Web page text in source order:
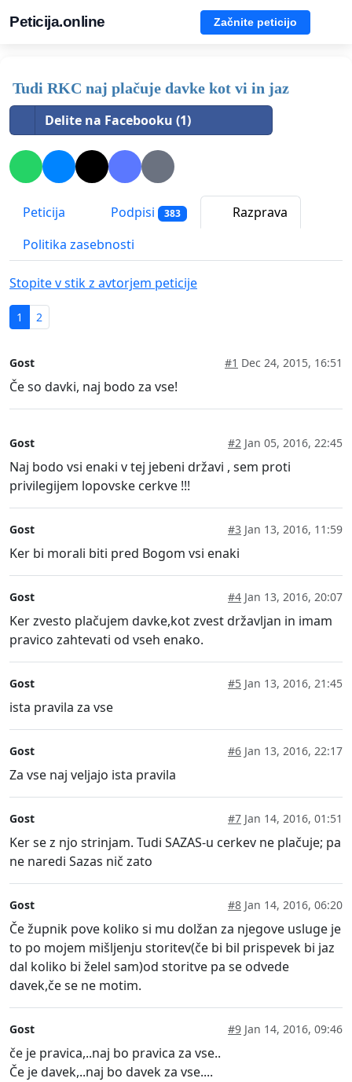
Peticija.online Začnite peticijo
Tudi RKC naj plačuje davke kot vi in jaz
Delite na Facebooku (1)
Peticija Podpisi 383
Razprava
Politika zasebnosti
Stopite v stik z avtorjem peticije
1 2
Gost #1 Dec 24, 2015, 16:51
Če so davki, naj bodo za vse!
Gost #2 Jan 05, 2016, 22:45
Naj bodo vsi enaki v tej jebeni državi , sem proti
privilegijem lopovske cerkve !!!
Gost #3 Jan 13, 2016, 11:59
Ker bi morali biti pred Bogom vsi enaki
Gost #4 Jan 13, 2016, 20:07
Ker zvesto plačujem davke,kot zvest državljan in imam
pravico zahtevati od vseh enako.
Gost #5 Jan 13, 2016, 21:45
ista pravila za vse
Gost #6 Jan 13, 2016, 22:17
Za vse naj veljajo ista pravila
Gost #7 Jan 14, 2016, 01:51
Ker se z njo strinjam. Tudi SAZAS-u cerkev ne plačuje; pa
ne naredi Sazas nič zato
Gost #8 Jan 14, 2016, 06:20
Če župnik pove koliko si mu dolžan za njegove usluge je
to po mojem mišljenju storitev(če bi bil prispevek bi jaz
dal koliko bi želel sam)od storitve pa se odvede
davek,če se ne motim.
Gost #9 Jan 14, 2016, 09:46
če je pravica,..naj bo pravica za vse..
Če je davek,..naj bo davek za vse....